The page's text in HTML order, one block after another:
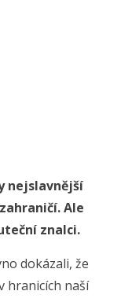
nejslavnější
Ale
znalci.
dokázali, že
hranicích naší